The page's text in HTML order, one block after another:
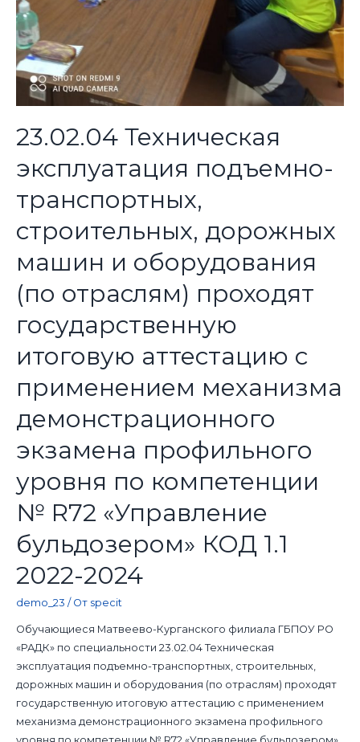
23.02.04 Техническая
эксплуатация подъемно-
транспортных,
строительных, дорожных
машин и оборудования
(по отраслям) проходят
государственную
итоговую аттестацию с
применением механизма
демонстрационного
экзамена профильного
уровня по компетенции
№ R72 «Управление
бульдозером» КОД 1.1
2022-2024
demo_23 / От specit
Обучающиеся Матвеево-Курганского филиала ГБПОУ РО
«РАДК» по специальности 23.02.04 Техническая
эксплуатация подъемно-транспортных, строительных,
дорожных машин и оборудования (по отраслям) проходят
государственную итоговую аттестацию с применением
механизма демонстрационного экзамена профильного